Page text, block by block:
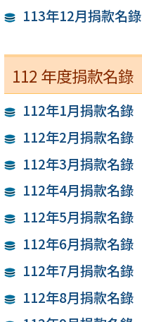
113年12月捐款名錄
112 年度捐款名錄
112年1月捐款名錄
112年2月捐款名錄
112年3月捐款名錄
112年4月捐款名錄
112年5月捐款名錄
112年6月捐款名錄
112年7月捐款名錄
112年8月捐款名錄